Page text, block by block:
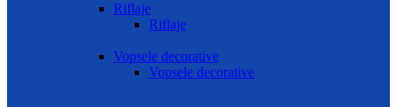
Riflaje
Riflaje
Vopsele decorative
Vopsele decorative